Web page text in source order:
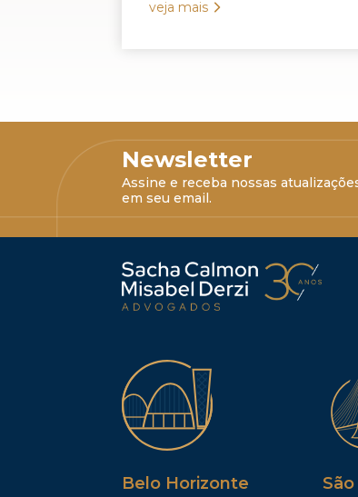
veja mais
Newsletter
Assine e receba nossas
em seu email.
Belo Horizonte